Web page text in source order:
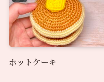
ホットケーキ